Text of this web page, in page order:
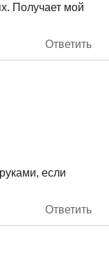
Получает мой
Ответить
если
Ответить